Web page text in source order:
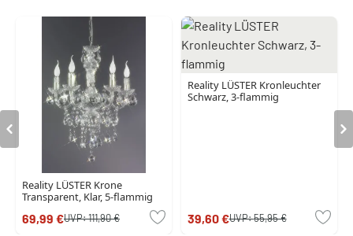
Reality LÜSTER Krone
Transparent, Klar, 5-flammig
69,99 €UVP:111,90 €
Reality LÜSTER Kronleuchter
Schwarz, 3-flammig
39,60 €UVP:55,95 €